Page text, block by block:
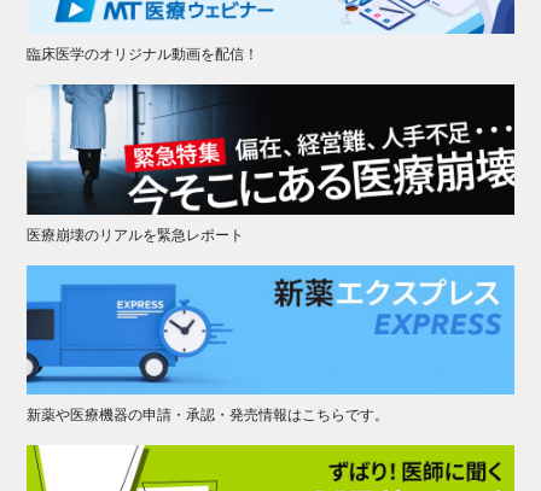
臨床医学のオリジナル動画を配信！
医療崩壊のリアルを緊急レポート
新薬や医療機器の申請・承認・発売情報はこちらです。